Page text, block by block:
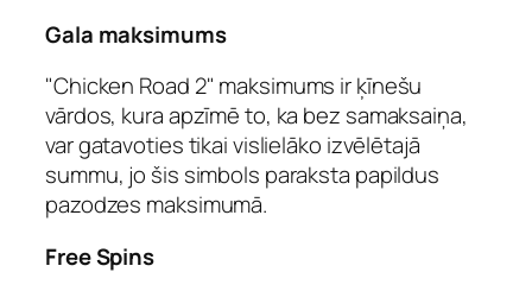
Gala maksimums
"Chicken Road 2" maksimums ir ķīnešu
vārdos, kura apzīmē to, ka bez samaksaiņa,
var gatavoties tikai vislielāko izvēlētajā
summu, jo šis simbols paraksta papildus
pazodzes maksimumā.
Free Spins